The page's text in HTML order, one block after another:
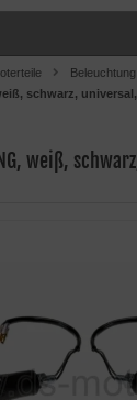
Beleuchtung
schwarz,
weiß,